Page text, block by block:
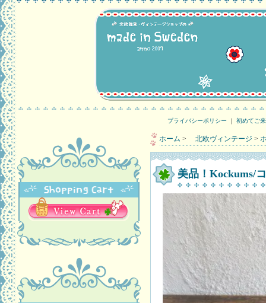
プライバシーポリシー ｜ 初めてご
ホーム > 北欧ヴィンテージ >
美品！Kockums/